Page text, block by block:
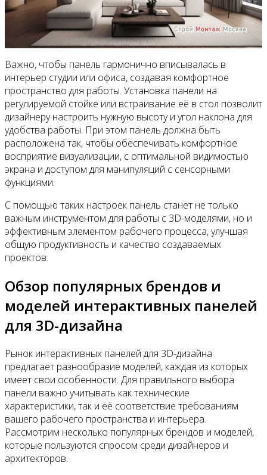
Важно, чтобы панель гармонично вписывалась в
интерьер студии или офиса, создавая комфортное
пространство для работы. Установка панели на
регулируемой стойке или встраивание её в стол позволит
дизайнеру настроить нужную высоту и угол наклона для
удобства работы. При этом панель должна быть
расположена так, чтобы обеспечивать комфортное
восприятие визуализации, с оптимальной видимостью
экрана и доступом для манипуляций с сенсорными
функциями.
С помощью таких настроек панель станет не только
важным инструментом для работы с 3D-моделями, но и
эффективным элементом рабочего процесса, улучшая
общую продуктивность и качество создаваемых
проектов.
Обзор популярных брендов и
моделей интерактивных панелей
для 3D-дизайна
Рынок интерактивных панелей для 3D-дизайна
предлагает разнообразие моделей, каждая из которых
имеет свои особенности. Для правильного выбора
панели важно учитывать как технические
характеристики, так и её соответствие требованиям
вашего рабочего пространства и интерьера.
Рассмотрим несколько популярных брендов и моделей,
которые пользуются спросом среди дизайнеров и
архитекторов.